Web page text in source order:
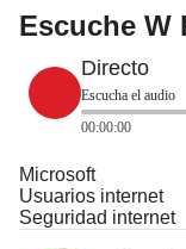
Escuche W
Directo
Escucha el audio
00:00:00
Microsoft
Usuarios internet
Seguridad internet